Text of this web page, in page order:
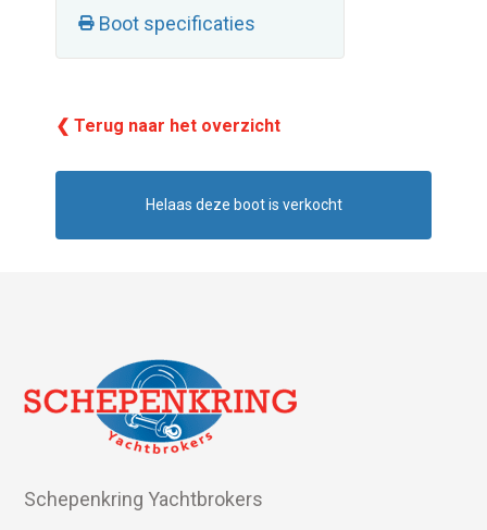
Boot specificaties
❮ Terug naar het overzicht
Helaas deze boot is verkocht
Schepenkring Yachtbrokers